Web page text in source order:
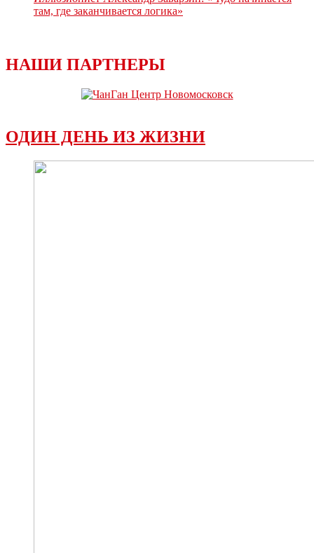
там, где заканчивается логика»
НАШИ ПАРТНЕРЫ
ОДИН ДЕНЬ ИЗ ЖИЗНИ